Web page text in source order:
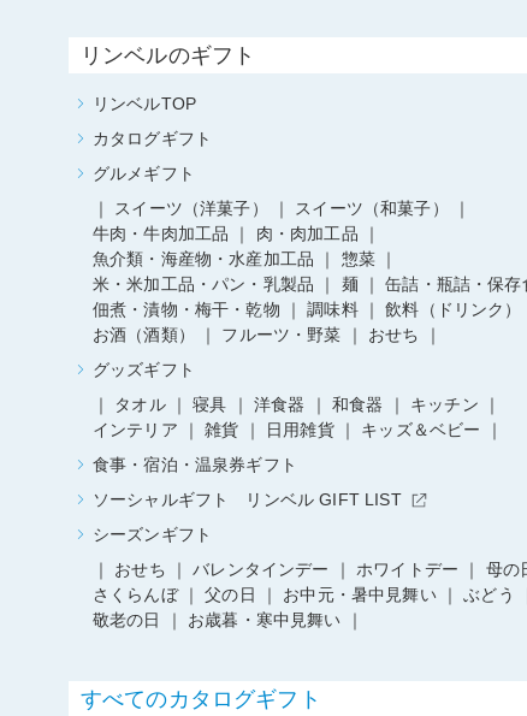
リンベルのギフト
リンベルTOP
カタログギフト
グルメギフト
スイーツ（洋菓子）
スイーツ（和菓子）
牛肉・牛肉加工品
肉・肉加工品
魚介類・海産物・水産加工品
惣菜
米・米加工品・パン・乳製品
麺
缶詰・瓶詰・保存
佃煮・漬物・梅干・乾物
調味料
飲料（ドリンク）
お酒（酒類）
フルーツ・野菜
おせち
グッズギフト
タオル
寝具 洋食器 和食器
キッチン
インテリア
雑貨 日用雑貨
キッズ＆ベビー
食事・宿泊・温泉券ギフト
ソーシャルギフト リンベル GIFT LIST
シーズンギフト
おせち
バレンタインデー ホワイトデー
母の
さくらんぼ
父の日 お中元・暑中見舞い
ぶどう
敬老の日
お歳暮・寒中見舞い
すべてのカタログギフト